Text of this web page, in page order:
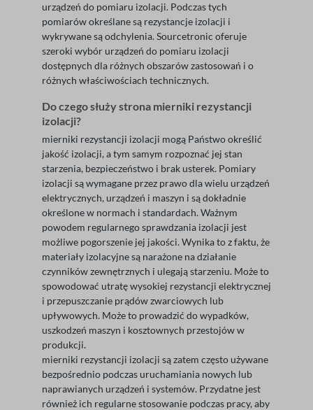
urządzeń do pomiaru izolacji. Podczas tych
pomiarów określane są rezystancje izolacji i
wykrywane są odchylenia. Sourcetronic oferuje
szeroki wybór urządzeń do pomiaru izolacji
dostępnych dla różnych obszarów zastosowań i o
różnych właściwościach technicznych.
Do czego służy strona mierniki rezystancji
izolacji?
mierniki rezystancji izolacji mogą Państwo określić
jakość izolacji, a tym samym rozpoznać jej stan
starzenia, bezpieczeństwo i brak usterek. Pomiary
izolacji są wymagane przez prawo dla wielu urządzeń
elektrycznych, urządzeń i maszyn i są dokładnie
określone w normach i standardach. Ważnym
powodem regularnego sprawdzania izolacji jest
możliwe pogorszenie jej jakości. Wynika to z faktu, że
materiały izolacyjne są narażone na działanie
czynników zewnętrznych i ulegają starzeniu. Może to
spowodować utratę wysokiej rezystancji elektrycznej
i przepuszczanie prądów zwarciowych lub
upływowych. Może to prowadzić do wypadków,
uszkodzeń maszyn i kosztownych przestojów w
produkcji.
mierniki rezystancji izolacji są zatem często używane
bezpośrednio podczas uruchamiania nowych lub
naprawianych urządzeń i systemów. Przydatne jest
również ich regularne stosowanie podczas pracy, aby